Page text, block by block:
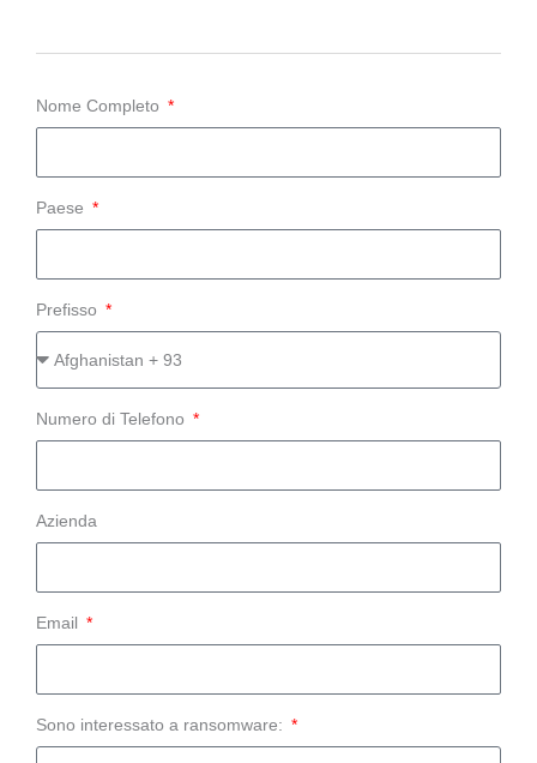
Nome Completo
Paese
Prefisso
Numero di Telefono
Azienda
Email
Sono interessato a ransomware: